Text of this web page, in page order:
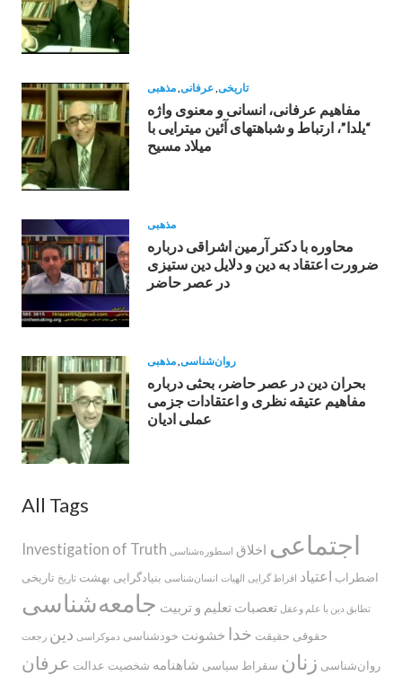
تاریخی عرفانی مذهبی
مفاهيم عرفانى، انسانى و معنوى واژه
“يلدا”، ارتباط و شباهتهاى آئين ميترايی با
ميلاد مسيح
مذهبی
محاوره با دکتر آرمین اشراقى درباره
ضرورت اعتقاد به دين و دلايل دين ستيزى
در عصر حاضر
روان‌شناسی مذهبی
بحران دین در عصر حاضر، بحثی درباره
مفاهیم عتیقه نظری و اعتقادات جزمی
عملی ادیان
All Tags
Investigation of Truth اجتماعی اخلاق اسطوره‌‌شناسی
اضطراب اعتیاد افراط گرایی الهیات انسان‌شناسی بنیادگرایی بهشت تاریخ تاریخی
تطابق دین با علم وعقل تعصبات تعلیم و تربیت جامعه‌شناسی
حقوقی حقیقت خدا خشونت خودشناسی دموکراسی دین رجعت
روان‌شناسی زنان سقراط سیاسی شاهنامه شخصیت عدالت عرفان